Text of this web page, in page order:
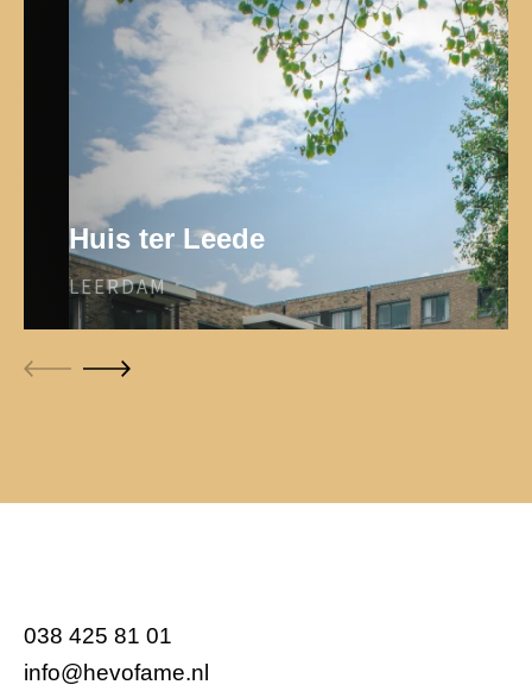
Huis ter Leede
LEERDAM
038 425 81 01
info@hevofame.nl